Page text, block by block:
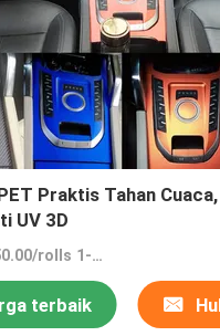
Praktis Tahan
UV 3D
Harga：$150.00/rolls 1-14 rolls
terbaik